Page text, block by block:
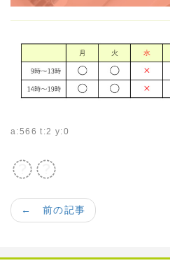
a:566 t:2 y:0
F
c
o
T
i
t
r
← 前の記事